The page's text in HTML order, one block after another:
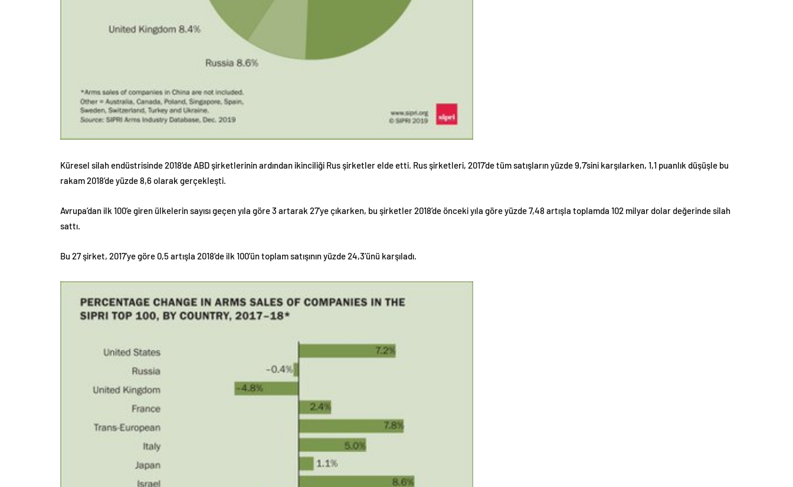
Küresel silah endüstrisinde 2018’de ABD şirketlerinin ardından ikinciliği Rus şirketler elde etti. Rus şirketleri, 2017’de tüm satışların yüzde 9,7’sini karşılarken, 1,1 puanlık düşüşle bu
rakam 2018’de yüzde 8,6 olarak gerçekleşti.
Avrupa’dan ilk 100’e giren ülkelerin sayısı geçen yıla göre 3 artarak 27’ye çıkarken, bu şirketler 2018’de önceki yıla göre yüzde 7,48 artışla toplamda 102 milyar dolar değerinde silah
sattı.
Bu 27 şirket, 2017’ye göre 0,5 artışla 2018’de ilk 100’ün toplam satışının yüzde 24,3’ünü karşıladı.